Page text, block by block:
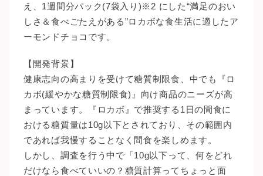
え、1週間分パック(7袋入り)※2 にした“満足のおい
しさ＆食べごたえがある”ロカボな食生活に適したア
ーモンドチョコです。
【開発背景】
健康志向の高まりを受けて糖質制限食、中でも『ロ
カボ(緩やかな糖質制限食)』向け商品のニーズが高
まっています。『ロカボ』で推奨する1日の間食に
おける糖質量は10g以下とされており、その範囲内
であれば我慢することなく間食を楽しめます。
しかし、調査を行う中で「10g以下って、何をどれ
だけなら食べていいの？糖質計算ってちょっと面